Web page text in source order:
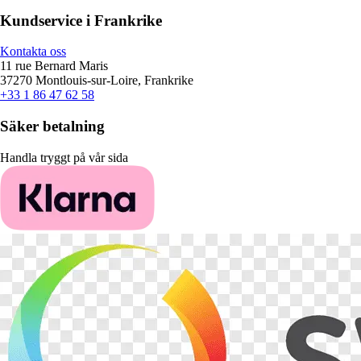
Kundservice i Frankrike
Kontakta oss
11 rue Bernard Maris
37270 Montlouis-sur-Loire, Frankrike
+33 1 86 47 62 58
Säker betalning
Handla tryggt på vår sida